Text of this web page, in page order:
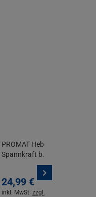
PROMAT Hebelzwinge
Spannkraft b.zu 8000 N
24,99 €
inkl. MwSt. zzgl. Versandkosten